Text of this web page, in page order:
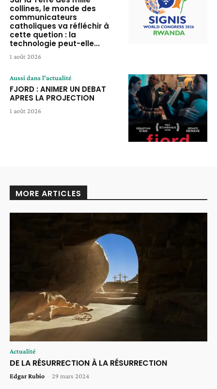
collines, le monde des
communicateurs
catholiques va réfléchir à
cette quetion : la
technologie peut-elle...
1 août 2026
Aussi dans l'actualité
FJORD : ANIMER UN DEBAT
APRES LA PROJECTION
1 août 2026
MORE ARTICLES
Actualité
DE LA RÉSURRECTION À LA RÉSURRECTION
Edgar Rubio - 29 mars 2024